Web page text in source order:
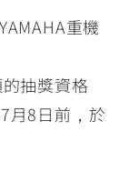
重機
抽獎資格
月8日前，於